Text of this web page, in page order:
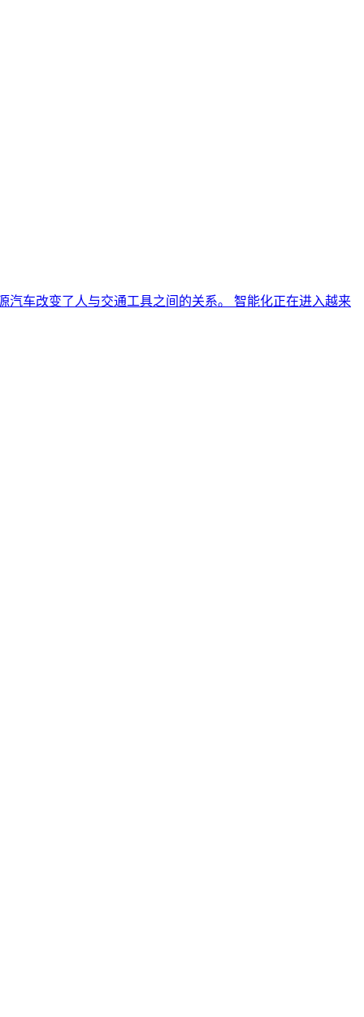
车改变了人与交通工具之间的关系。 智能化正在进入越来